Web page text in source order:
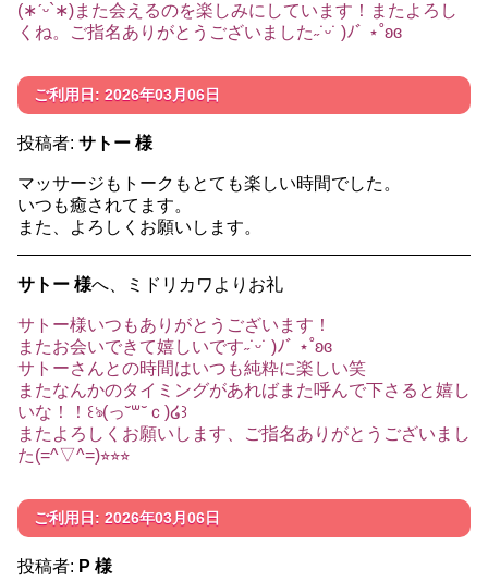
(∗ˊᵕ`∗)また会えるのを楽しみにしています！またよろし
くね。ご指名ありがとうございました˶˙ᵕ˙ )ﾉﾞ ⋆˚ʚɞ
ご利用日: 2026年03月06日
投稿者: サトー 様
マッサージもトークもとても楽しい時間でした。
いつも癒されてます。
また、よろしくお願いします。
サトー 様へ、ミドリカワよりお礼
サトー様いつもありがとうございます！
またお会いできて嬉しいです˶˙ᵕ˙ )ﾉﾞ ⋆˚ʚɞ
サトーさんとの時間はいつも純粋に楽しい笑
またなんかのタイミングがあればまた呼んで下さると嬉し
いな！！꒰ঌ(っ˘꒳˘ｃ)‪໒꒱
またよろしくお願いします、ご指名ありがとうございまし
た(=^▽^=)⭐︎⭐︎⭐︎
ご利用日: 2026年03月06日
投稿者: P 様